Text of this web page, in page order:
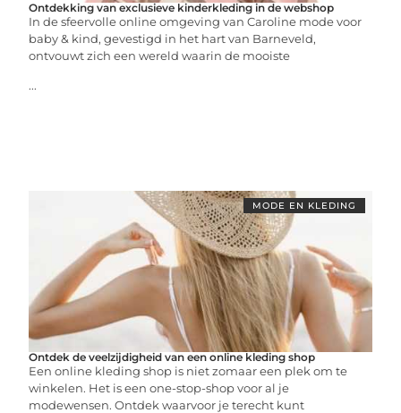
Ontdekking van exclusieve kinderkleding in de webshop
In de sfeervolle online omgeving van Caroline mode voor
baby & kind, gevestigd in het hart van Barneveld,
ontvouwt zich een wereld waarin de mooiste
...
MODE EN KLEDING
Ontdek de veelzijdigheid van een online kleding shop
Een online kleding shop is niet zomaar een plek om te
winkelen. Het is een one-stop-shop voor al je
modewensen. Ontdek waarvoor je terecht kunt